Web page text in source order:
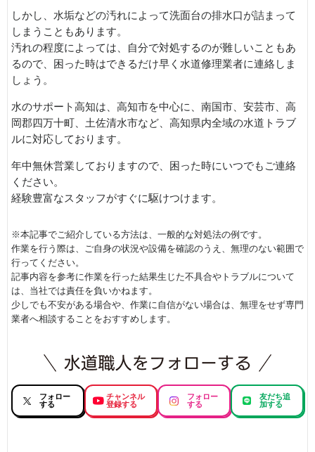
しかし、水垢などの汚れによって洗面台の排水口が詰まって
しまうこともあります。
汚れの程度によっては、自分で対処するのが難しいこともあ
るので、困った時はできるだけ早く水道修理業者に連絡しま
しょう。
水のサポート高知は、高知市を中心に、南国市、安芸市、高
岡郡四万十町、土佐清水市など、高知県内全域の水道トラブ
ルに対応しております。
年中無休営業しておりますので、困った時にいつでもご連絡
ください。
経験豊富なスタッフがすぐに駆けつけます。
※本記事でご紹介している方法は、一般的な対処法の例です。
作業を行う際は、ご自身の状況や設備を確認のうえ、無理のない範囲で
行ってください。
記事内容を参考に作業を行った結果生じた不具合やトラブルについて
は、当社では責任を負いかねます。
少しでも不安がある場合や、作業に自信がない場合は、無理をせず専門
業者へ相談することをおすすめします。
フォロー
する
チャンネル
登録する
フォロー
する
友だち追
加する